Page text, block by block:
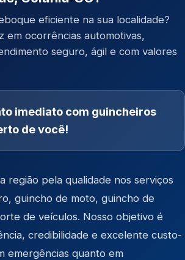
eficiente na sua localidade?
em ocorrências automotivas,
seguro, ágil e com valores
imediato com guincheiros
de você!
região pela qualidade nos serviços
, guincho de moto, guincho de
de veículos. Nosso objetivo é
credibilidade e excelente custo-
emergências quanto em